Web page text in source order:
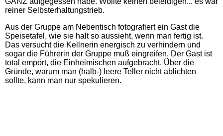
reiner Selbsterhaltungstrieb.
Aus der Gruppe am Nebentisch fotografiert ein Gast die
Speisetafel, wie sie halt so aussieht, wenn man fertig ist.
Das versucht die Kellnerin energisch zu verhindern und
sogar die Führerin der Gruppe muß eingreifen. Der Gast ist
total empört, die Einheimischen aufgebracht. Über die
Gründe, warum man (halb-) leere Teller nicht ablichten
sollte, kann man nur spekulieren.